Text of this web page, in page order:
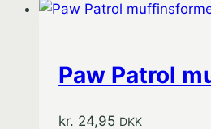
Paw Patrol
kr. 24,95 DKK